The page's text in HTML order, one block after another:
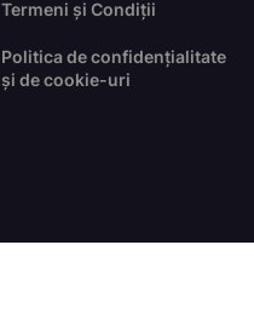
Termeni și Condiții
Politica de confidențialitate
și de cookie-uri